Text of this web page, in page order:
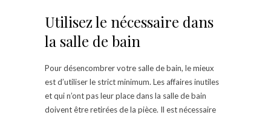
Utilisez le nécessaire dans
la salle de bain
Pour désencombrer votre salle de bain, le mieux
est d’utiliser le strict minimum. Les affaires inutiles
et qui n’ont pas leur place dans la salle de bain
doivent être retirées de la pièce. Il est nécessaire